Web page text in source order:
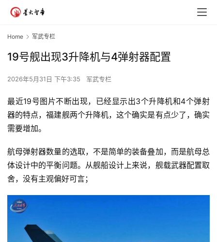
Home 军武专栏
19号舰出现3升降机与4弹射器配置
2026年5月31日 下午3:35 军武专栏
最近19号图片不断出现，已经显示出3个升降机和4个弹射
器的特点，福建舰两个升降机，这个确实是有点少了，确实
需要增加。
航母弹射器数量的选取，不是简单的装备叠加，而是航母总
体设计中的平衡问题。从舰船设计上来说，舰载武器配置取
舍，没有主观偏好可言；